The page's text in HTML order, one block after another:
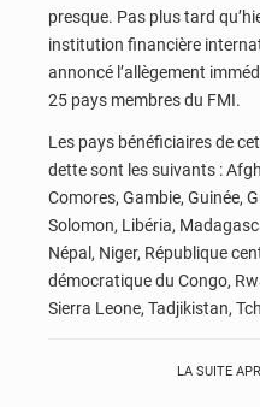
presque. Pas plus tard
institution financière
annoncé l’allègement
25 pays membres du FMI.
Les pays bénéficiaires de
dette sont les suivants :
Comores, Gambie, Guinée,
Solomon, Libéria,
Népal, Niger, République
démocratique du Congo,
Sierra Leone, Tadjikistan,
LA SUITE